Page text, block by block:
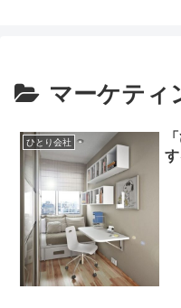
マーケティ
ひとり会社